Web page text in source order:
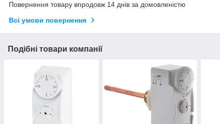
Повернення товару впродовж 14 днів за домовленістю
Всі умови повернення
Подібні товари компанії